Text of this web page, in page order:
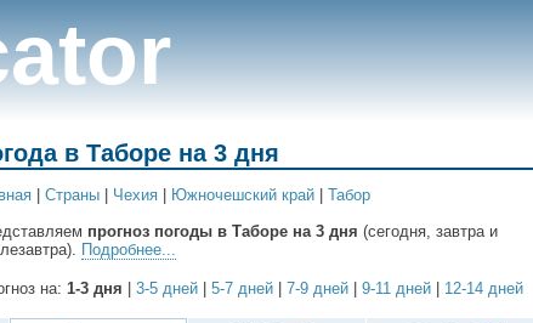
в Таборе на 3 дня
Cтраны Чехия Южночешский край
Табор
прогноз погоды в Таборе на 3 дня (сегодня, завтра и
Подробнее...
на: 1-3 дня 3-5 дней 5-7 дней 7-9 дней 9-11 дней 12-14 дней